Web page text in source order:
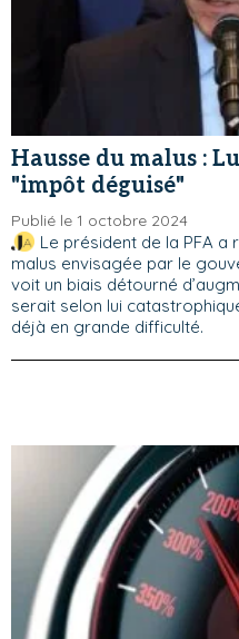
Hausse du malus :
"impôt déguisé"
Publié le 1 octobre 2024
Le président de la PFA a
malus envisagée par le
voit un biais détourné
serait selon lui
déjà en grande difficulté.